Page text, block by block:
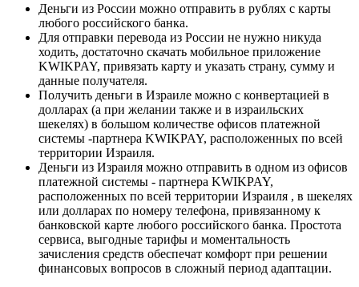
Деньги из России можно отправить в рублях с карты
любого российского банка.
Для отправки перевода из России не нужно никуда
ходить, достаточно скачать мобильное приложение
KWIKPAY, привязать карту и указать страну, сумму и
данные получателя.
Получить деньги в Израиле можно с конвертацией в
долларах (а при желании также и в израильских
шекелях) в большом количестве офисов платежной
системы -партнера KWIKPAY, расположенных по всей
территории Израиля.
Деньги из Израиля можно отправить в одном из офисов
платежной системы - партнера KWIKPAY,
расположенных по всей территории Израиля , в шекелях
или долларах по номеру телефона, привязанному к
банковской карте любого российского банка. Простота
сервиса, выгодные тарифы и моментальность
зачисления средств обеспечат комфорт при решении
финансовых вопросов в сложный период адаптации.